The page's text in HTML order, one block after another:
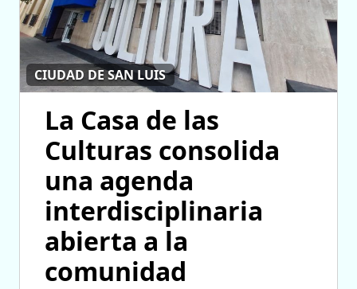
CIUDAD DE SAN LUIS
La Casa de las
Culturas consolida
una agenda
interdisciplinaria
abierta a la
comunidad